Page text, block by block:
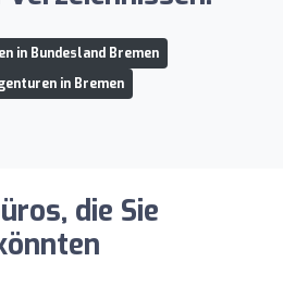
in Bundesland Bremen
in Bremen
die Sie